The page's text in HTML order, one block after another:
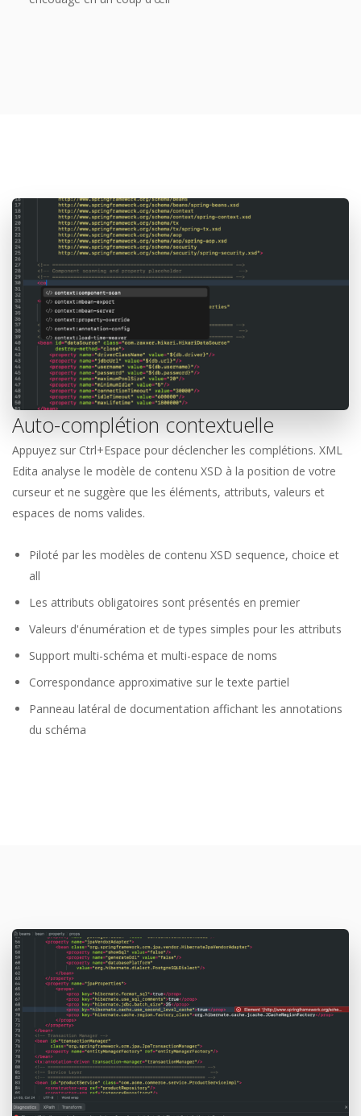
Auto-complétion contextuelle
Appuyez sur Ctrl+Espace pour déclencher les complétions. XML
Edita analyse le modèle de contenu XSD à la position de votre
curseur et ne suggère que les éléments, attributs, valeurs et
espaces de noms valides.
Piloté par les modèles de contenu XSD sequence, choice et
all
Les attributs obligatoires sont présentés en premier
Valeurs d'énumération et de types simples pour les attributs
Support multi-schéma et multi-espace de noms
Correspondance approximative sur le texte partiel
Panneau latéral de documentation affichant les annotations
du schéma